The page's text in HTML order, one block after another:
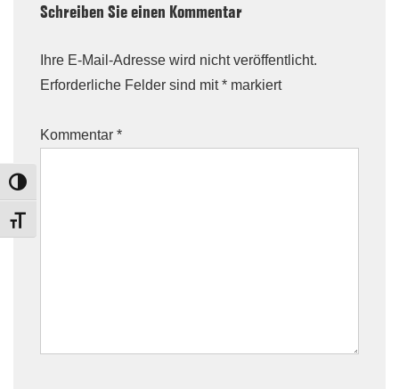
TOGGLE HIGH CONTRAST
TOGGLE FONT SIZE
Schreiben Sie einen Kommentar
Ihre E-Mail-Adresse wird nicht veröffentlicht.
Erforderliche Felder sind mit* markiert
Kommentar *